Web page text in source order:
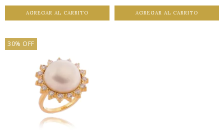
AGREGAR AL CARRITO AGREGAR AL CARRITO
30% OFF